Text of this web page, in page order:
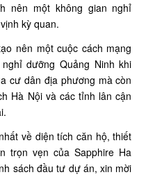
nên một không gian nghỉ
kỳ quan.
nên một cuộc cách mạng
dưỡng Quảng Ninh khi
cư dân địa phương mà còn
Hà Nội và các tỉnh lân cận
về diện tích căn hộ, thiết
trọn vẹn của Sapphire Ha
sách đầu tư dự án, xin mời